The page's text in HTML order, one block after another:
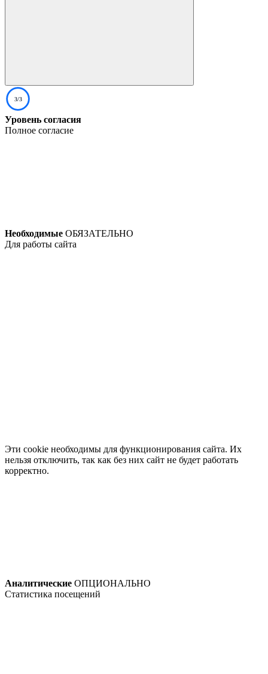
3/3
Уровень согласия
Полное согласие
Необходимые ОБЯЗАТЕЛЬНО
Для работы сайта
Эти cookie необходимы для функционирования сайта. Их
нельзя отключить, так как без них сайт не будет работать
корректно.
Аналитические ОПЦИОНАЛЬНО
Статистика посещений